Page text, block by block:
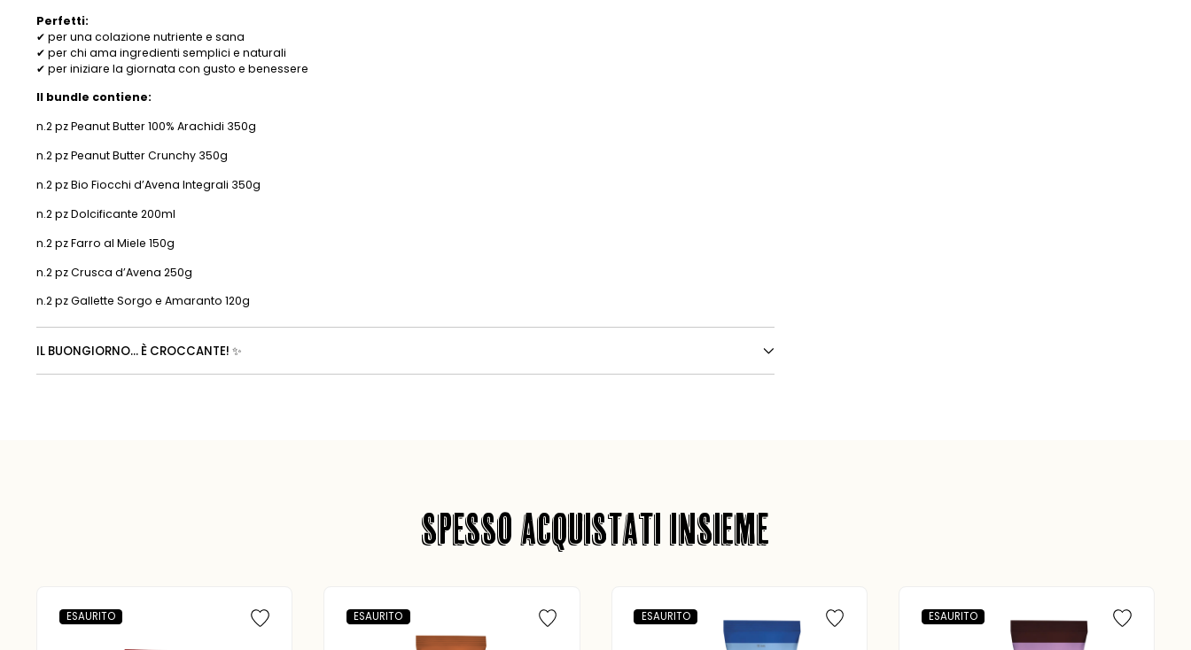
Perfetti:
✔ per una colazione nutriente e sana
✔ per chi ama ingredienti semplici e naturali
✔ per iniziare la giornata con gusto e benessere
Il bundle contiene:
n.2 pz Peanut Butter 100% Arachidi 350g
n.2 pz Peanut Butter Crunchy 350g
n.2 pz Bio Fiocchi d’Avena Integrali 350g
n.2 pz Dolcificante 200ml
n.2 pz Farro al Miele 150g
n.2 pz Crusca d’Avena 250g
n.2 pz Gallette Sorgo e Amaranto 120g
IL BUONGIORNO… È CROCCANTE! ✨
SPESSO ACQUISTATI INSIEME
ESAURITO ESAURITO ESAURITO ESAURITO